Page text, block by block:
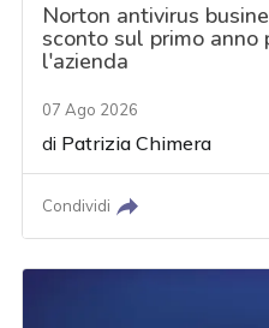
Norton antivirus
sconto sul primo anno
l'azienda
07 Ago 2026
di Patrizia Chimera
Condividi